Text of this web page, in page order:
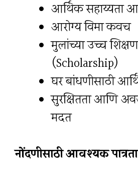
आर्थिक सहाय्यता
आरोग्य विमा कवच
मुलांच्या उच्च
(Scholarship)
घर बांधणीसाठी
सुरक्षितता आणि
मदत
नोंदणीसाठी आवश्यक